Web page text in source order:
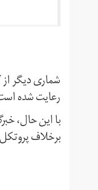
شماری دیگر
رعایت شده
با این حال،
برخلاف